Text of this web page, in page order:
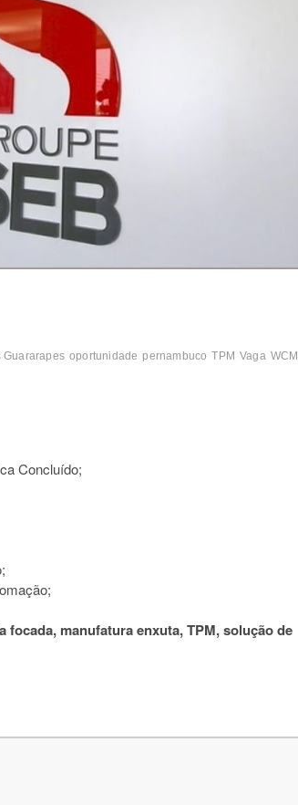
Guararapes oportunidade pernambuco TPM Vaga WCM
Concluído;
focada, manufatura enxuta, TPM, solução de